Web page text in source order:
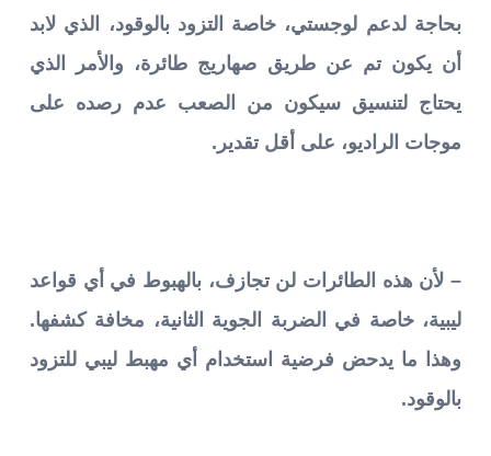
بحاجة لدعم لوجستي، خاصة التزود بالوقود، الذي لابد
أن يكون تم عن طريق صهاريج طائرة، والأمر الذي
يحتاج لتنسيق سيكون من الصعب عدم رصده على
موجات الراديو، على أقل تقدير.
– لأن هذه الطائرات لن تجازف، بالهبوط في أي قواعد
ليبية، خاصة في الضربة الجوية الثانية، مخافة كشفها.
وهذا ما يدحض فرضية استخدام أي مهبط ليبي للتزود
بالوقود.